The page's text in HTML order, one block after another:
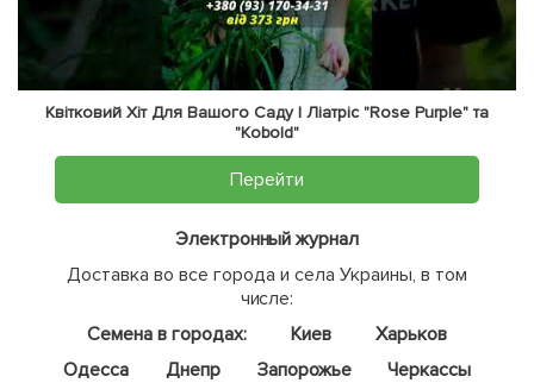
Квітковий Хіт Для Вашого Саду | Ліатріс "Rose Purple" та
"Kobold"
Перейти
Электронный журнал
Доставка во все города и села Украины, в том
числе:
Семена в городах:
Киев
Харьков
Одесса
Днепр Запорожье
Черкассы